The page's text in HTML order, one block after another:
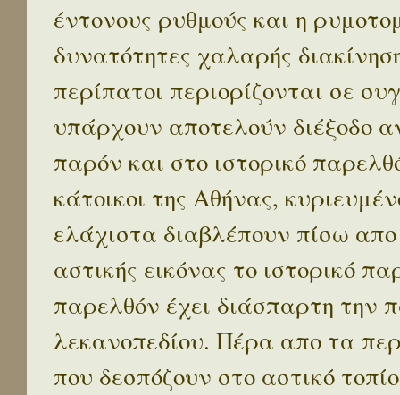
έντονους ρυθμούς και η
δυνατότητες χαλαρής
περίπατοι περιορίζονται σε
υπάρχουν αποτελούν διέξοδο
παρόν και στο ιστορικό
κάτοικοι της Αθήνας,
ελάχιστα διαβλέπουν πίσω
αστικής εικόνας το ιστορικό
παρελθόν έχει διάσπαρτη την
λεκανοπεδίου. Πέρα απο τα
που δεσπόζουν στο αστικό